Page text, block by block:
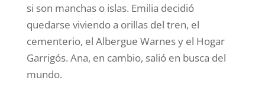
si son manchas o islas. Emilia decidió
quedarse viviendo a orillas del tren, el
cementerio, el Albergue Warnes y el Hogar
Garrigós. Ana, en cambio, salió en busca del
mundo.